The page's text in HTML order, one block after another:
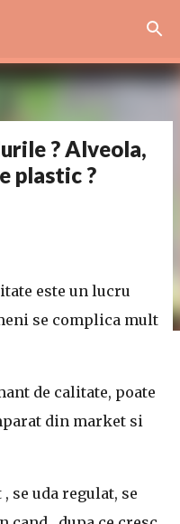
? Alveola,
plastic ?
este un lucru
se complica mult
de calitate, poate
din market si
se uda regulat, se